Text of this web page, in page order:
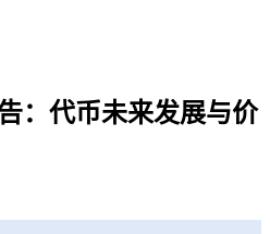
：代币未来发展与价